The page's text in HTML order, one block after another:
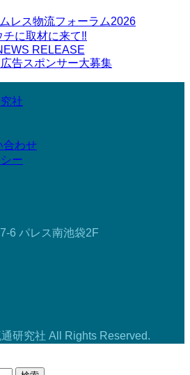
社
合わせ
ー
6 パレス南池袋2F
研究社 All Rights Reserved.